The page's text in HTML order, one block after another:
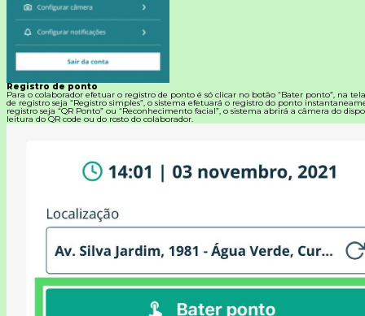
Registro de ponto
Para o colaborador efetuar o registro de ponto é só clicar no botão “Bater ponto”, na
de registro seja “Registro simples”, o sistema efetuará o registro do ponto
registro seja “QR Ponto” ou “Reconhecimento facial”, o sistema abrirá a câmera do
leitura do QR code ou do rosto do colaborador.